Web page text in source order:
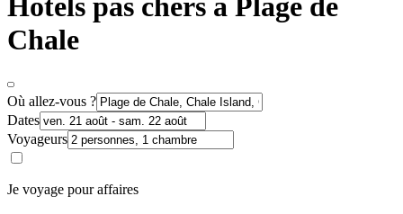
Hôtels pas chers à Plage de
Chale
Où allez-vous ?
Dates
Voyageurs
Je voyage pour affaires